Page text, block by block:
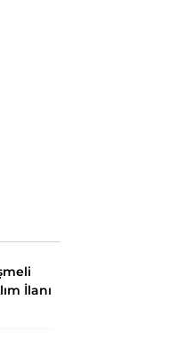
İlanı